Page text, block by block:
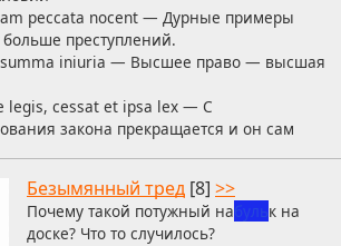
peccata nocent — Дурные примеры
преступлений.
iniuria — Высшее право — высшая
legis, cessat et ipsa lex — С
закона прекращается и он сам
Безымянный тред [8] >>
Почему такой потужный набульк на
доске? Что то случилось?